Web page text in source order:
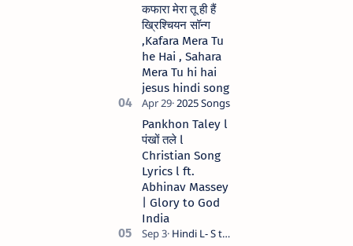
कफारा मेरा तू ही हैं
ख्रिश्चियन सॉन्ग
,Kafara Mera Tu
he Hai , Sahara
Mera Tu hi hai
jesus hindi song
Pankhon Taley l
पंखों तले l
Christian Song
Lyrics l ft.
Abhinav Massey
| Glory to God
India